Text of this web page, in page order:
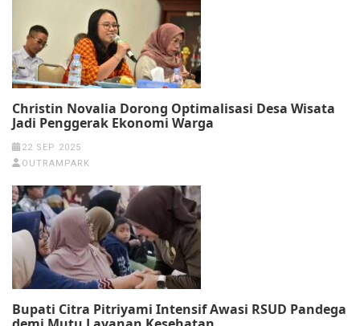
Christin Novalia Dorong Optimalisasi Desa Wisata
Jadi Penggerak Ekonomi Warga
22 SEP 2025
OUTRAMPARK
Bupati Citra Pitriyami Intensif Awasi RSUD Pandega